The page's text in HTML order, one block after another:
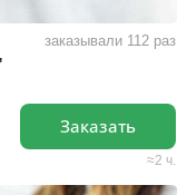
заказывали 112 раз
2 ч.
Заказать